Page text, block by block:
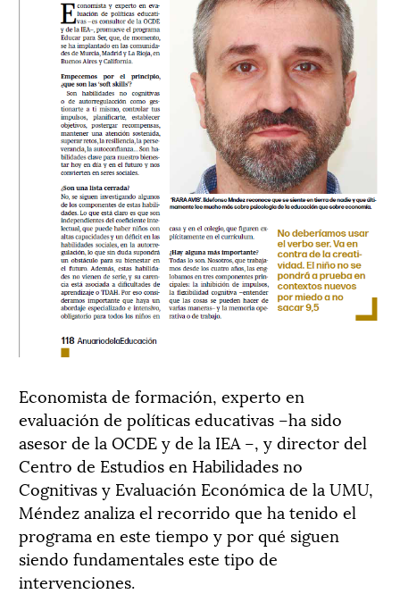
Economista de formación, experto en
evaluación de políticas educativas –ha sido
asesor de la OCDE y de la IEA –, y director del
Centro de Estudios en Habilidades no
Cognitivas y Evaluación Económica de la UMU,
Méndez analiza el recorrido que ha tenido el
programa en este tiempo y por qué siguen
siendo fundamentales este tipo de
intervenciones.